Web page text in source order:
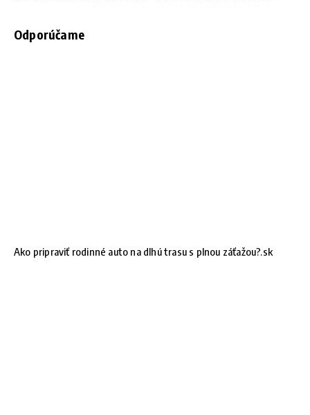
Odporúčame
Ako pripraviť rodinné auto na dlhú trasu s plnou záťažou?.sk